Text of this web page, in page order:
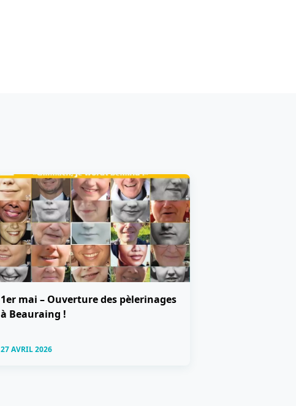
1er mai – Ouverture des pèlerinages
à Beauraing !
27 AVRIL 2026